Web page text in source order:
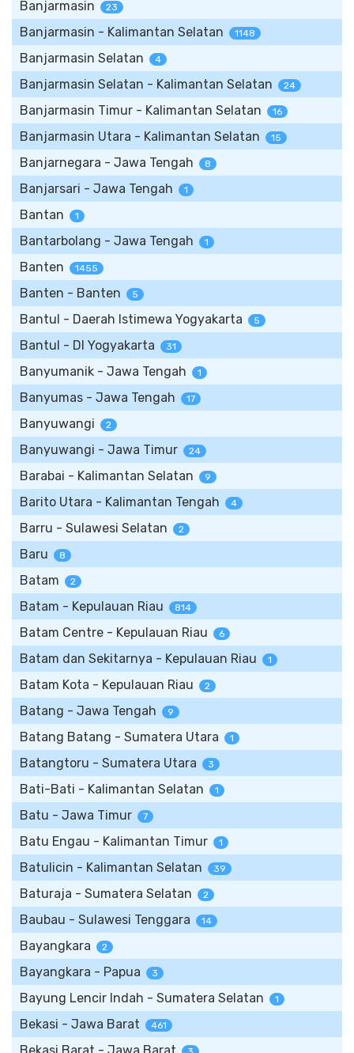
Banjarmasin 23
Banjarmasin - Kalimantan Selatan 1148
Banjarmasin Selatan 4
Banjarmasin Selatan - Kalimantan Selatan 24
Banjarmasin Timur - Kalimantan Selatan 16
Banjarmasin Utara - Kalimantan Selatan 15
Banjarnegara - Jawa Tengah 8
Banjarsari - Jawa Tengah 1
Bantan 1
Bantarbolang - Jawa Tengah 1
Banten 1455
Banten - Banten 5
Bantul - Daerah Istimewa Yogyakarta 5
Bantul - DI Yogyakarta 31
Banyumanik - Jawa Tengah 1
Banyumas - Jawa Tengah 17
Banyuwangi 2
Banyuwangi - Jawa Timur 24
Barabai - Kalimantan Selatan 9
Barito Utara - Kalimantan Tengah 4
Barru - Sulawesi Selatan 2
Baru 8
Batam 2
Batam - Kepulauan Riau 814
Batam Centre - Kepulauan Riau 6
Batam dan Sekitarnya - Kepulauan Riau 1
Batam Kota - Kepulauan Riau 2
Batang - Jawa Tengah 9
Batang Batang - Sumatera Utara 1
Batangtoru - Sumatera Utara 3
Bati-Bati - Kalimantan Selatan 1
Batu - Jawa Timur 7
Batu Engau - Kalimantan Timur 1
Batulicin - Kalimantan Selatan 39
Baturaja - Sumatera Selatan 2
Baubau - Sulawesi Tenggara 14
Bayangkara 2
Bayangkara - Papua 3
Bayung Lencir Indah - Sumatera Selatan 1
Bekasi - Jawa Barat 461